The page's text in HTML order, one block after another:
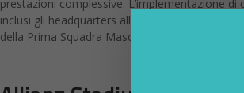
Allianz Stadium e
digitale